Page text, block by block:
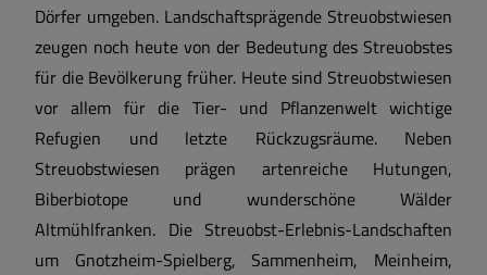
Breitbandversorgung
Wärmeplanung
Dörfer umgeben. Landschaftsprägende Streuobstwiesen
zeugen noch heute von der Bedeutung des Streuobstes
für die Bevölkerung früher. Heute sind Streuobstwiesen
vor allem für die Tier- und Pflanzenwelt wichtige
Refugien und letzte Rückzugsräume. Neben
Streuobstwiesen prägen artenreiche Hutungen,
Biberbiotope und wunderschöne Wälder
Altmühlfranken. Die Streuobst-Erlebnis-Landschaften
um Gnotzheim-Spielberg, Sammenheim, Meinheim,